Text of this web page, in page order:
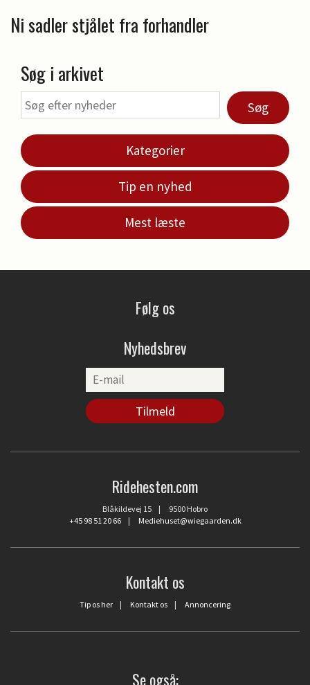
Ni sadler stjålet fra forhandler
Søg i arkivet
Søg
Kategorier
Tip en nyhed
Mest læste
Følg os
Nyhedsbrev
Ridehesten.com
Blåkildevej 15 | 9500 Hobro
+45 98 51 20 66| Mediehuset@wiegaarden.dk
Kontakt os
Tip os her | Kontakt os | Annoncering
Se også: